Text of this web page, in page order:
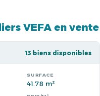
VEFA en vente
13 biens disponibles
41.78 m²